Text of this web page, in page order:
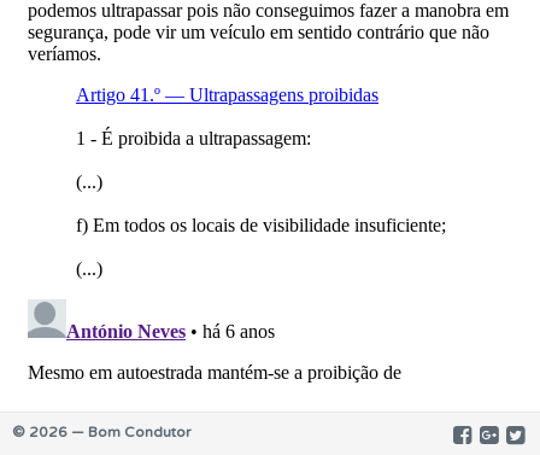
© 2026 — Bom Condutor